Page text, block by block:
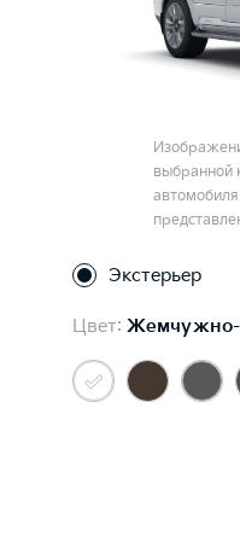
выбранной
Экстерьер
Цвет: Жемчужно-